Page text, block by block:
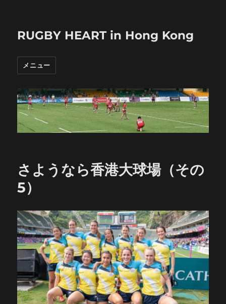
RUGBY HEART in Hong Kong
メニュー
さようなら香港大球場（その
5）